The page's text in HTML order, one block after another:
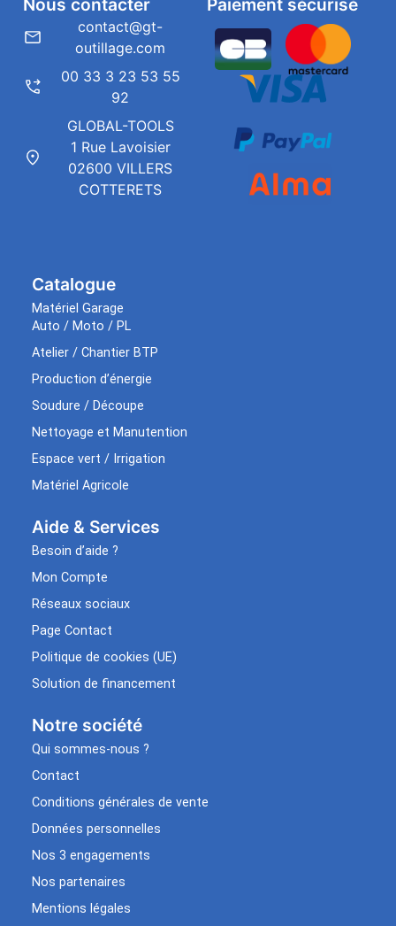
Catalogue
Matériel Garage
Auto / Moto / PL
Atelier / Chantier BTP
Production d’énergie
Soudure / Découpe
Nettoyage et Manutention
Espace vert / Irrigation
Matériel Agricole
Aide & Services​
Besoin d’aide ?
Mon Compte
Réseaux sociaux
Page Contact
Politique de cookies (UE)
Solution de financement
Notre société
Qui sommes-nous ?
Contact
Conditions générales de vente
Données personnelles
Nos 3 engagements
Nos partenaires
Mentions légales
contact@gt-
outillage.com
00 33 3 23 53 55
92
GLOBAL-TOOLS
1 Rue Lavoisier
02600 VILLERS
COTTERETS